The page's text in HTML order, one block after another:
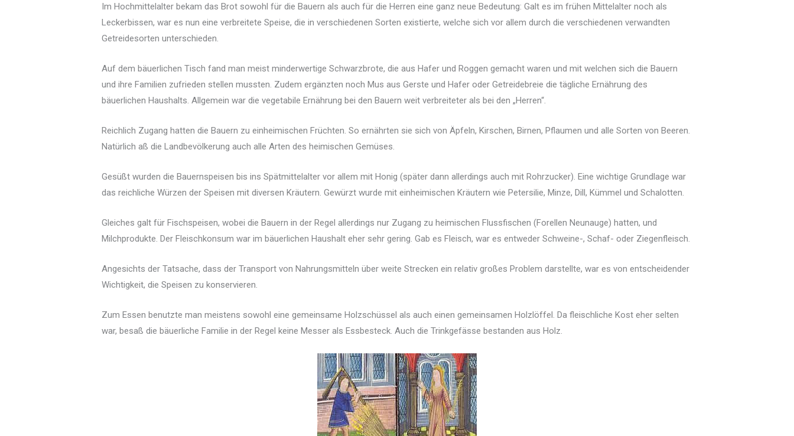
Im Hochmittelalter bekam das Brot sowohl für die Bauern als auch für die Herren eine ganz neue Bedeutung: Galt es im frühen Mittelalter noch als
Leckerbissen, war es nun eine verbreitete Speise, die in verschiedenen Sorten existierte, welche sich vor allem durch die verschiedenen verwandten
Getreidesorten unterschieden.
Auf dem bäuerlichen Tisch fand man meist minderwertige Schwarzbrote, die aus Hafer und Roggen gemacht waren und mit welchen sich die Bauern
und ihre Familien zufrieden stellen mussten. Zudem ergänzten noch Mus aus Gerste und Hafer oder Getreidebreie die tägliche Ernährung des
bäuerlichen Haushalts. Allgemein war die vegetabile Ernährung bei den Bauern weit verbreiteter als bei den „Herren“.
Reichlich Zugang hatten die Bauern zu einheimischen Früchten. So ernährten sie sich von Äpfeln, Kirschen, Birnen, Pflaumen und alle Sorten von Beeren.
Natürlich aß die Landbevölkerung auch alle Arten des heimischen Gemüses.
Gesüßt wurden die Bauernspeisen bis ins Spätmittelalter vor allem mit Honig (später dann allerdings auch mit Rohrzucker). Eine wichtige Grundlage war
das reichliche Würzen der Speisen mit diversen Kräutern. Gewürzt wurde mit einheimischen Kräutern wie Petersilie, Minze, Dill, Kümmel und Schalotten.
Gleiches galt für Fischspeisen, wobei die Bauern in der Regel allerdings nur Zugang zu heimischen Flussfischen (Forellen Neunauge) hatten, und
Milchprodukte. Der Fleischkonsum war im bäuerlichen Haushalt eher sehr gering. Gab es Fleisch, war es entweder Schweine-, Schaf- oder Ziegenfleisch.
Angesichts der Tatsache, dass der Transport von Nahrungsmitteln über weite Strecken ein relativ großes Problem darstellte, war es von entscheidender
Wichtigkeit, die Speisen zu konservieren.
Zum Essen benutzte man meistens sowohl eine gemeinsame Holzschüssel als auch einen gemeinsamen Holzlöffel. Da fleischliche Kost eher selten
war, besaß die bäuerliche Familie in der Regel keine Messer als Essbesteck. Auch die Trinkgefässe bestanden aus Holz.